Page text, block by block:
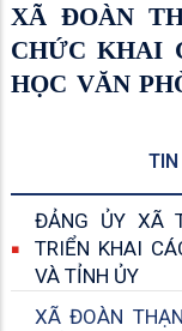
HỘI ĐỒNG
TỔ CHỨC KỲ
THƯỜNG LỆ
TIN
ĐẢNG ỦY XÃ
TRIỂN KHAI
VÀ TỈNH ỦY
XÃ ĐOÀN